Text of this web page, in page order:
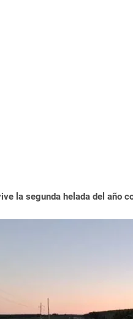
la segunda helada del año